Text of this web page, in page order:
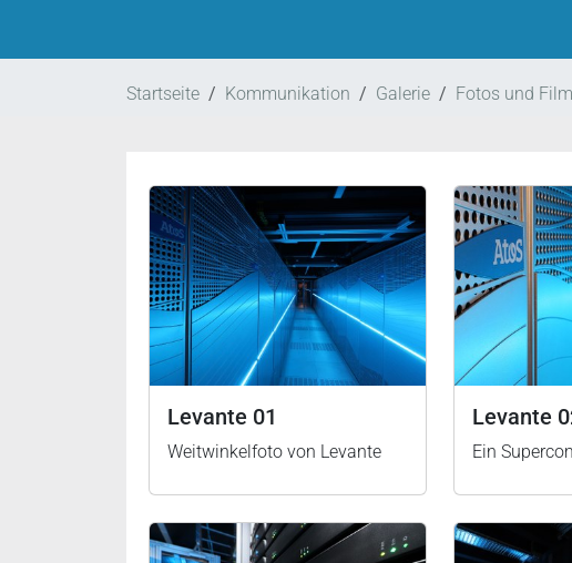
Startseite Kommunikation Galerie Fotos und
Levante 01
Weitwinkelfoto von Levante
Levante
Ein